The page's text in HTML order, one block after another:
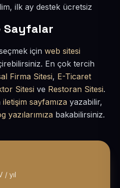
ilk ay destek ücretsiz
Sayfalar
için web sitesi
En çok tercih
Firma Sitesi, E-Ticaret
Sitesi ve Restoran Sitesi.
iletişim sayfamıza yazabilir,
yazılarımıza bakabilirsiniz.
/ yıl